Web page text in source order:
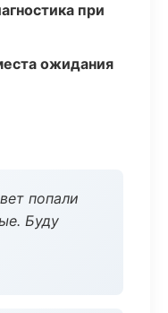
при
ожидания
попали
Буду